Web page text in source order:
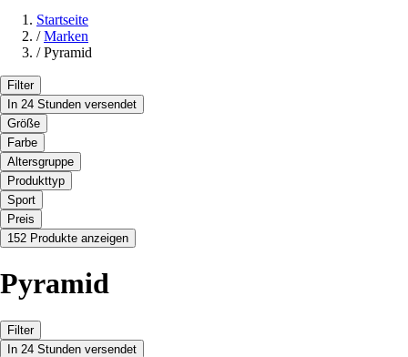
Startseite
/ Marken
/ Pyramid
Filter
In 24 Stunden versendet
Größe
Farbe
Altersgruppe
Produkttyp
Sport
Preis
152 Produkte anzeigen
Pyramid
Filter
In 24 Stunden versendet